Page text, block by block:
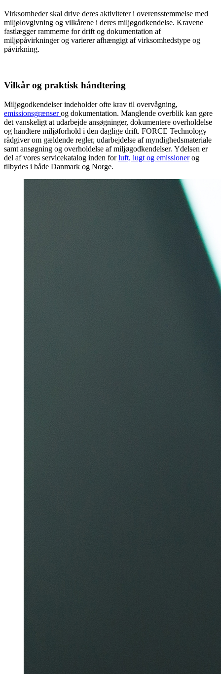
Virksomheder skal drive deres aktiviteter i overensstemmelse med
miljølovgivning og vilkårene i deres miljøgodkendelse. Kravene
fastlægger rammerne for drift og dokumentation af
miljøpåvirkninger og varierer afhængigt af virksomhedstype og
påvirkning.
Vilkår og praktisk håndtering
Miljøgodkendelser indeholder ofte krav til overvågning,
emissionsgrænserog dokumentation. Manglende overblik kan gøre
det vanskeligt at udarbejde ansøgninger, dokumentere overholdelse
og håndtere miljøforhold i den daglige drift. FORCE Technology
rådgiver om gældende regler, udarbejdelse af myndighedsmateriale
samt ansøgning og overholdelse af miljøgodkendelser. Ydelsen er
del af vores servicekatalog inden forluft, lugt og emissionerog
tilbydes i både Danmark og Norge.